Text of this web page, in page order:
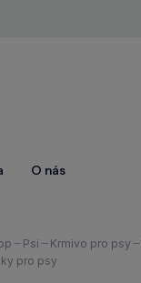
O nás
Psi Krmivo pro psy
pro psy